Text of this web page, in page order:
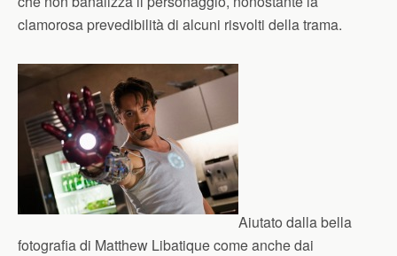
clamorosa prevedibilità di alcuni risvolti della trama.
Aiutato dalla bella
fotografia di Matthew Libatique come anche dai